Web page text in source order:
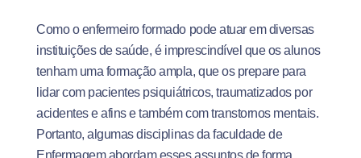
Como o enfermeiro formado pode atuar em diversas
instituições de saúde, é imprescindível que os alunos
tenham uma formação ampla, que os prepare para
lidar com pacientes psiquiátricos, traumatizados por
acidentes e afins e também com transtornos mentais.
Portanto, algumas disciplinas da faculdade de
Enfermagem abordam esses assuntos de forma